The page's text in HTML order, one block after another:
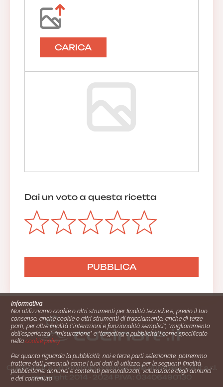
CARICA
Dai un voto a questa ricetta
Cucinare.it è un marchio commerciale di Impiego24.it s.r.l.
copyright 2014 - 2024 P.IVA: 03406490130
Informativa
Noi utilizziamo cookie o altri strumenti per finalità tecniche e, previo il tuo
consenso, anche cookie o altri strumenti di tracciamento, anche di terze
parti, per altre finalità (“interazioni e funzionalità semplici”, “miglioramento
dell'esperienza”, “misurazione” e “targeting e pubblicità”) come specificato
nellacookie policy.
Per quanto riguarda la pubblicità, noi e terze parti selezionate, potremmo
trattare dati personali come i tuoi dati di utilizzo, per le seguenti finalità
pubblicitarie: annunci e contenuti personalizzati, valutazione degli annunci
e del contenuto.